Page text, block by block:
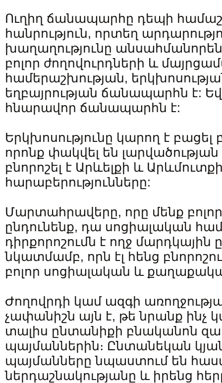
Ուղիղ ճանապարհը դեպի
հանրություն, որտեղ
խաղաղությունը
բոլոր ժողովուրդների և
համերաշխության,
եղբայրության ճանապարհն է:
հնարավոր ճանապարհն է:
Երկխոսությունը կարող է
որոնք փակվել են
բնորոշել է Արևելքի և
հարաբերությունները:
Մարտահրավերը, որը մենք
ընդունենք, դա սոցիալական
դիրքորոշումն է ողջ մարդկային
նկատմամբ, որն էլ հենց
բոլոր սոցիալական և
Ժողովրդի կամ ազգի
չափանիշն այն է, թե նրանք ինչ
տալիս ընտանիքի բնականոն
պայմաններին։ Ընտանեկան
պայմանները նպաստում են
ներդաշնակությանը և իրենց